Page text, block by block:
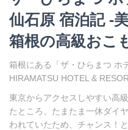
仙石原 宿泊記 -
箱根の高級おこ
箱根にある「ザ・ひらまつ ホ
HIRAMATSU HOTEL &
東京からアクセスしやすい高
たところ、たまたま一休ダイ
われていたため、チャンス！